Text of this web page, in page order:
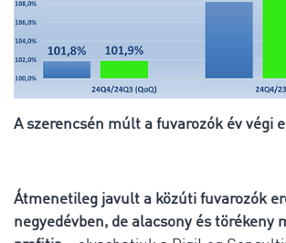
A szerencsén múlt a fuvarozók év végi
Átmenetileg javult a közúti fuvarozók
negyedévben, de alacsony és törékeny